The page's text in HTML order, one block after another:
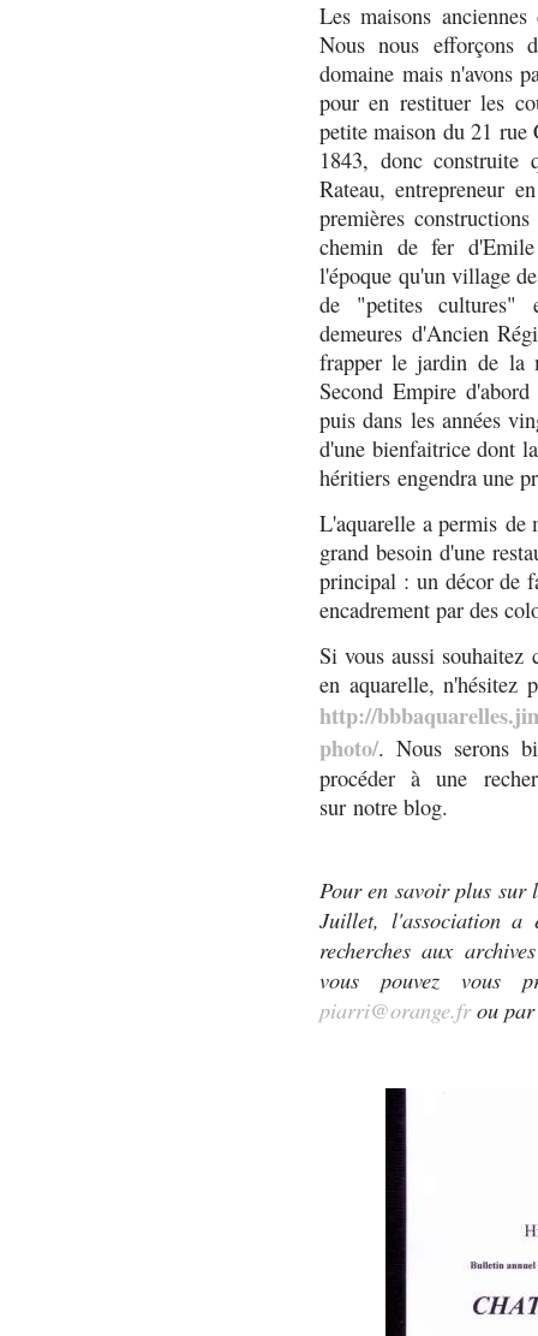
Les maisons
Nous nous efforçons
domaine mais n'avons
pour en restituer les
petite maison du 21 rue
1843, donc construite
Rateau, entrepreneur
premières
chemin de fer
l'époque qu'un village
de "petites cultures"
demeures d'Ancien
frapper le jardin de la
Second Empire
puis dans les années
d'une bienfaitrice dont
héritiers engendra une
L'aquarelle a permis de
grand besoin d'une
principal : un décor de
encadrement par des
Si vous aussi souhaitez
en aquarelle, n'hésitez
http://
photo/. Nous serons
procéder à une
sur notre blog.
Pour en savoir plus sur
Juillet, l'association a
recherches aux
vous pouvez vous
piarri@orange.frou par